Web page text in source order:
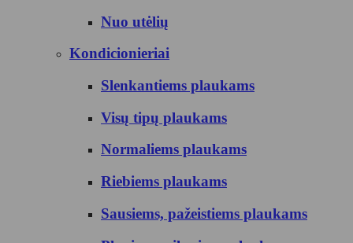
Nuo utėlių
Kondicionieriai
Slenkantiems plaukams
Visų tipų plaukams
Normaliems plaukams
Riebiems plaukams
Sausiems, pažeistiems plaukams